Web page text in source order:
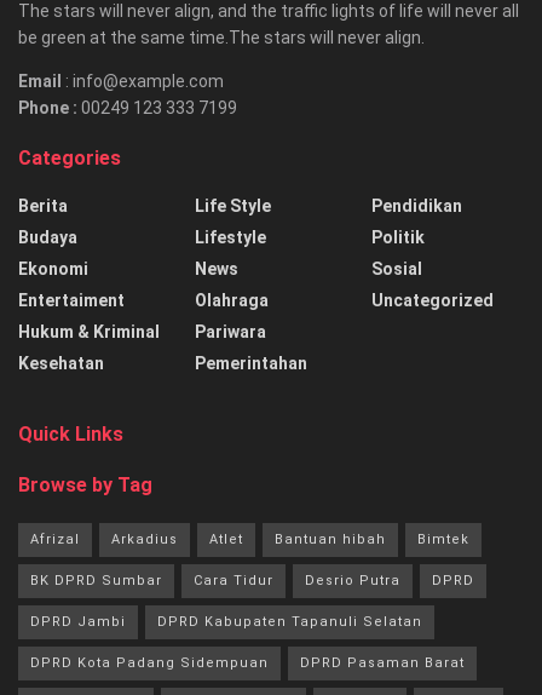
The stars will never align, and the traffic lights of life will never all
be green at the same time.The stars will never align.
Email : info@example.com
Phone : 00249 123 333 7199
Categories
Berita
Budaya
Ekonomi
Entertaiment
Hukum & Kriminal
Kesehatan
Life Style
Lifestyle
News
Olahraga
Pariwara
Pemerintahan
Pendidikan
Politik
Sosial
Uncategorized
Quick Links
Browse by Tag
Afrizal Arkadius Atlet Bantuan hibah Bimtek
BK DPRD Sumbar Cara Tidur Desrio Putra DPRD
DPRD Jambi DPRD Kabupaten Tapanuli Selatan
DPRD Kota Padang Sidempuan DPRD Pasaman Barat